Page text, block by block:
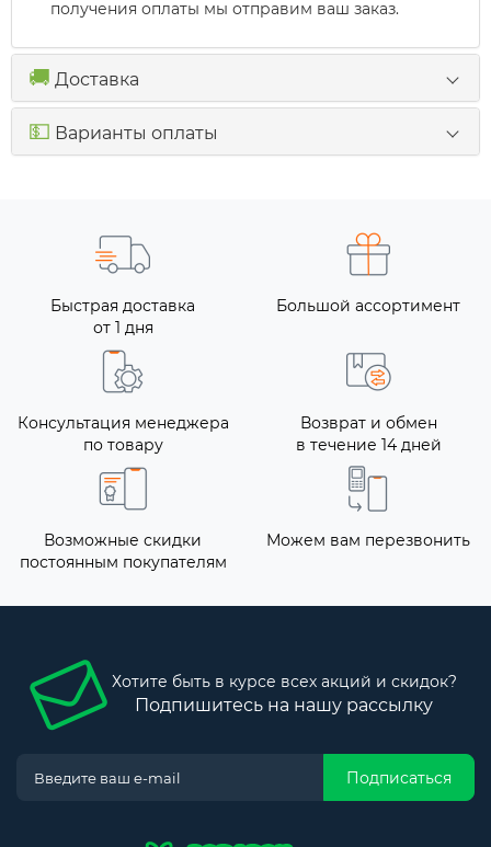
получения оплаты мы отправим ваш заказ.
🚚 Доставка
💵 Варианты оплаты
Быстрая доставка
от 1 дня
Большой ассортимент
Консультация менеджера
по товару
Возврат и обмен
в течение 14 дней
Возможные скидки
постоянным покупателям
Можем вам перезвонить
Хотите быть в курсе всех акций и скидок?
Подпишитесь на нашу рассылку
Подписаться